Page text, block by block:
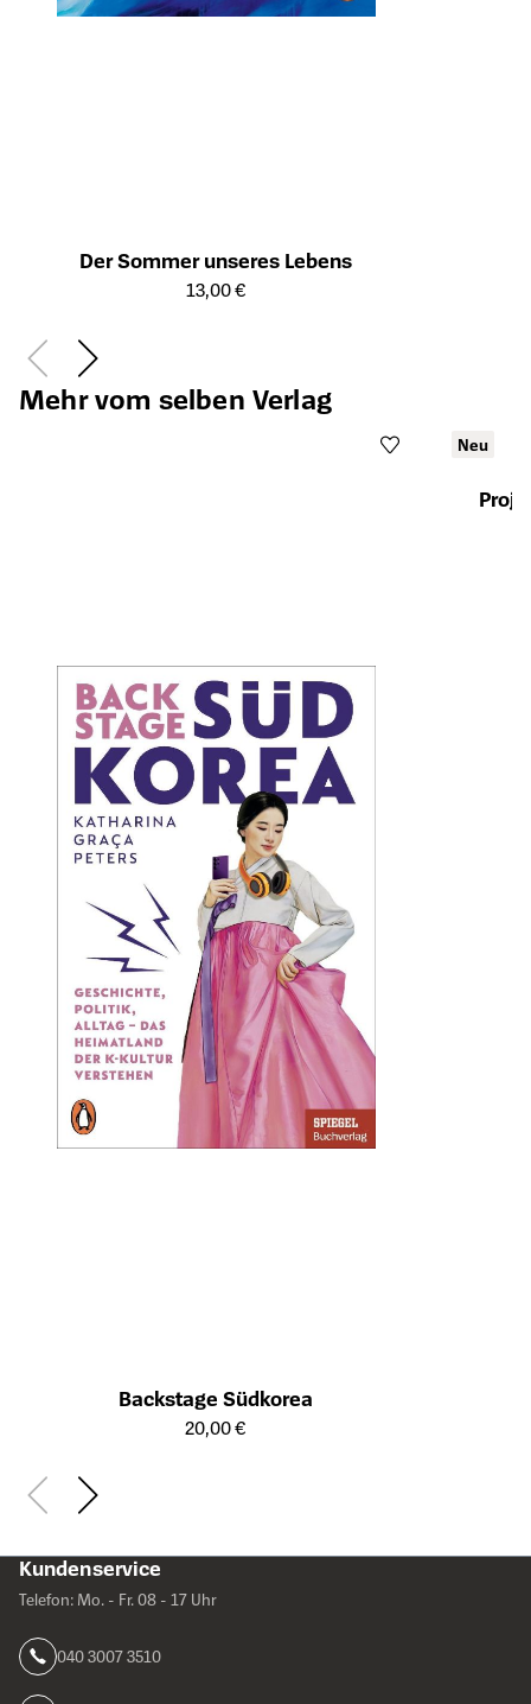
Der Sommer unseres Lebens
Öffnet die Detailseite des Produkts
13,00 €
Mehr vom selben Verlag
Backstage Südkorea
Öffnet die Detailseite des Produkts
20,00 €
Neu
Kundenservice
Telefon: Mo. - Fr. 08 - 17 Uhr
040 3007 3510